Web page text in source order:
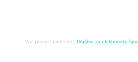
Vse pravice pridržane, Društvo za elektronske